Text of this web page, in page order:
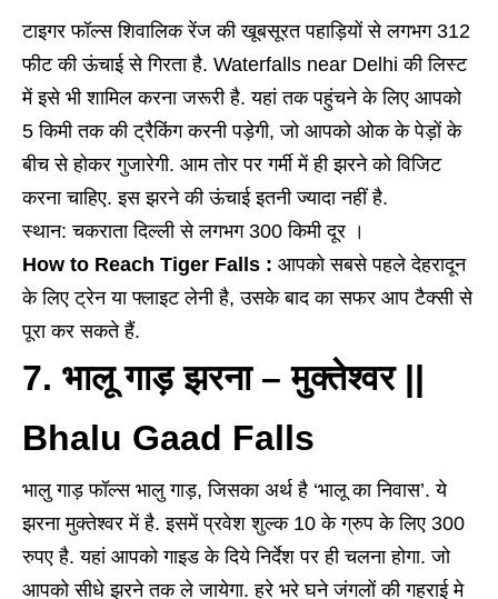
टाइगर फॉल्स शिवालिक रेंज की खूबसूरत पहाड़ियों से लगभग 312
फीट की ऊंचाई से गिरता है. Waterfalls near Delhi की लिस्ट
में इसे भी शामिल करना जरूरी है. यहां तक पहुंचने के लिए आपको
5 किमी तक की ट्रैकिंग करनी पड़ेगी, जो आपको ओक के पेड़ों के
बीच से होकर गुजारेगी. आम तोर पर गर्मी में ही झरने को विजिट
करना चाहिए. इस झरने की ऊंचाई इतनी ज्यादा नहीं है.
स्थान: चकराता दिल्ली से लगभग 300 किमी दूर ।
How to Reach Tiger Falls : आपको सबसे पहले देहरादून
के लिए ट्रेन या फ्लाइट लेनी है, उसके बाद का सफर आप टैक्सी से
पूरा कर सकते हैं.
7. भालू गाड़ झरना – मुक्तेश्वर ||
Bhalu Gaad Falls
भालु गाड़ फॉल्स भालु गाड़, जिसका अर्थ है ‘भालू का निवास’. ये
झरना मुक्तेश्वर में है. इसमें प्रवेश शुल्क 10 के ग्रुप के लिए 300
रुपए है. यहां आपको गाइड के दिये निर्देश पर ही चलना होगा. जो
आपको सीधे झरने तक ले जायेगा. हरे भरे घने जंगलों की गहराई मे